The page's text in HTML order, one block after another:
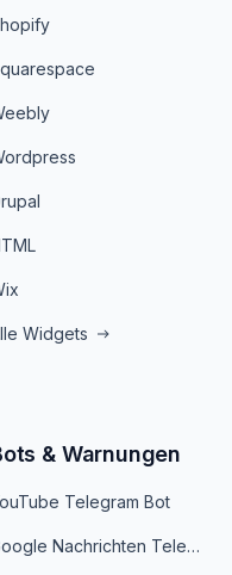
Widgets
& Warnungen
Telegram Bot
Google Nachrichten Telegram Bot